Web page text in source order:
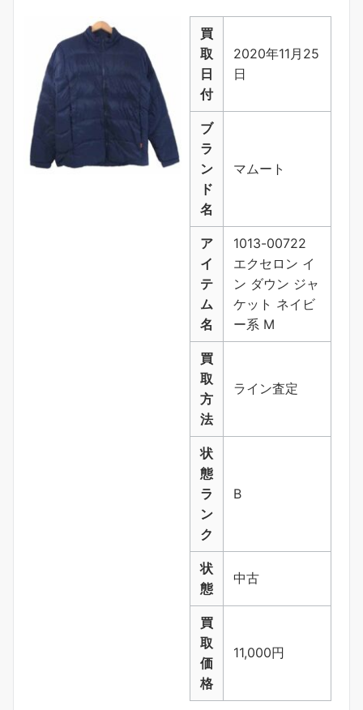
買
取
日
付
2020年11月25
日
ブ
ラ
ン
ド
名
マムート
ア
イ
テ
ム
名
1013-00722
エクセロン イ
ン ダウン ジャ
ケット ネイビ
ー系 M
買
取
方
法
ライン査定
状
態
ラ
ン
ク
B
状
態
中古
買
取
価
格
11,000円